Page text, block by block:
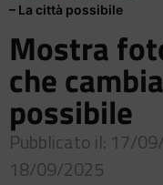
– La città possibile
Mostra
che
possibile
Pubblicato il: 17/
18/09/2025